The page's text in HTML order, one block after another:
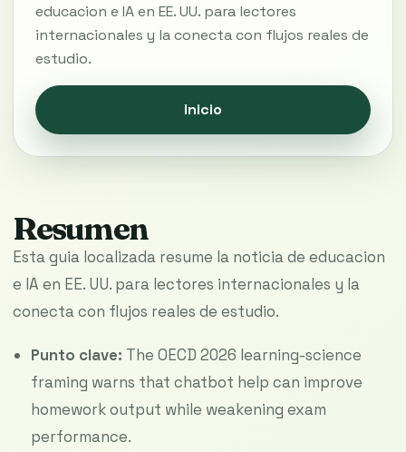
Resumen
Esta guia localizada resume la noticia de educacion
e IA en EE. UU. para lectores internacionales y la
conecta con flujos reales de estudio.
Punto clave: The OECD 2026 learning-science
framing warns that chatbot help can improve
homework output while weakening exam
performance.
educacion e IA en EE. UU. para lectores
internacionales y la conecta con flujos reales de
estudio.
Inicio